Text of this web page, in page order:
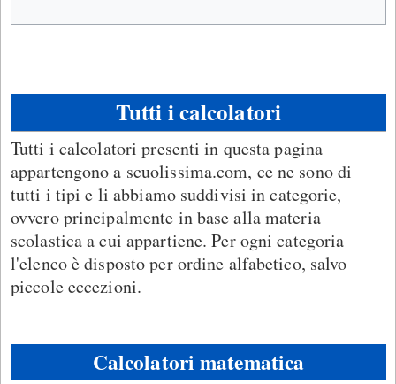
Tutti i calcolatori
Tutti i calcolatori presenti in questa pagina
appartengono a scuolissima.com, ce ne sono di
tutti i tipi e li abbiamo suddivisi in categorie,
ovvero principalmente in base alla materia
scolastica a cui appartiene. Per ogni categoria
l'elenco è disposto per ordine alfabetico, salvo
piccole eccezioni.
Calcolatori matematica